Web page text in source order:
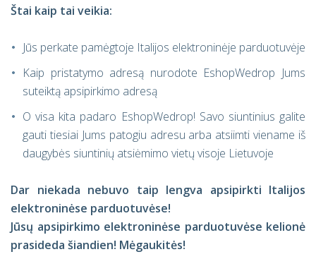
Štai kaip tai veikia:
Jūs perkate pamėgtoje Italijos elektroninėje parduotuvėje
Kaip pristatymo adresą nurodote EshopWedrop Jums
suteiktą apsipirkimo adresą
O visa kita padaro EshopWedrop! Savo siuntinius galite
gauti tiesiai Jums patogiu adresu arba atsiimti viename iš
daugybės siuntinių atsiėmimo vietų visoje Lietuvoje
Dar niekada nebuvo taip lengva apsipirkti Italijos
elektroninėse parduotuvėse!
Jūsų apsipirkimo elektroninėse parduotuvėse kelionė
prasideda šiandien! Mėgaukitės!